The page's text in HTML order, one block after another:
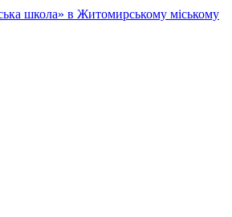
школа» в Житомирському міському